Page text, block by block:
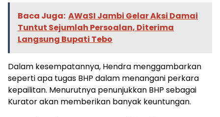
Baca Juga: AWaSI Jambi Gelar Aksi Damai
Tuntut Sejumlah Persoalan, Diterima
Langsung Bupati Tebo
Dalam kesempatannya, Hendra menggambarkan
seperti apa tugas BHP dalam menangani perkara
kepailitan. Menurutnya penunjukkan BHP sebagai
Kurator akan memberikan banyak keuntungan.